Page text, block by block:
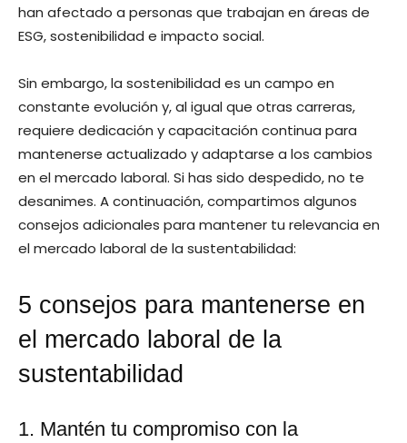
han afectado a personas que trabajan en áreas de
ESG, sostenibilidad e impacto social.
Sin embargo, la sostenibilidad es un campo en
constante evolución y, al igual que otras carreras,
requiere dedicación y capacitación continua para
mantenerse actualizado y adaptarse a los cambios
en el mercado laboral. Si has sido despedido, no te
desanimes. A continuación, compartimos algunos
consejos adicionales para mantener tu relevancia en
el mercado laboral de la sustentabilidad:
5 consejos para mantenerse en
el mercado laboral de la
sustentabilidad
1. Mantén tu compromiso con la